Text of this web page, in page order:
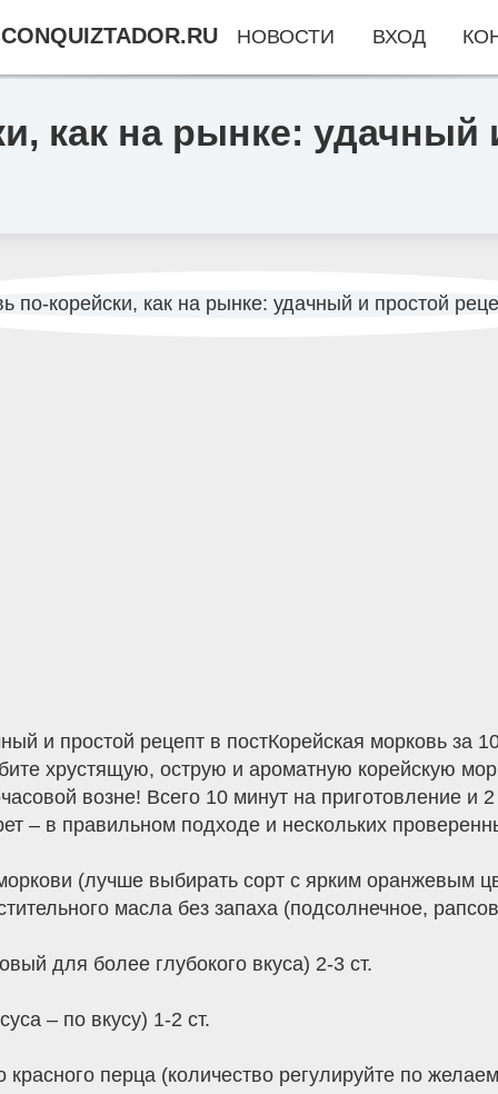
как на рынке: удачный
и простой рецепт в постКорейская морковь за
хрустящую, острую и ароматную корейскую
возне! Всего 10 минут на приготовление и
– в правильном подходе и нескольких
(лучше выбирать сорт с ярким оранжевым
масла без запаха (подсолнечное,
для более глубокого вкуса) 2-3 ст.
– по вкусу) 1-2 ст.
перца (количество регулируйте по
НОВОСТИ ВХОД